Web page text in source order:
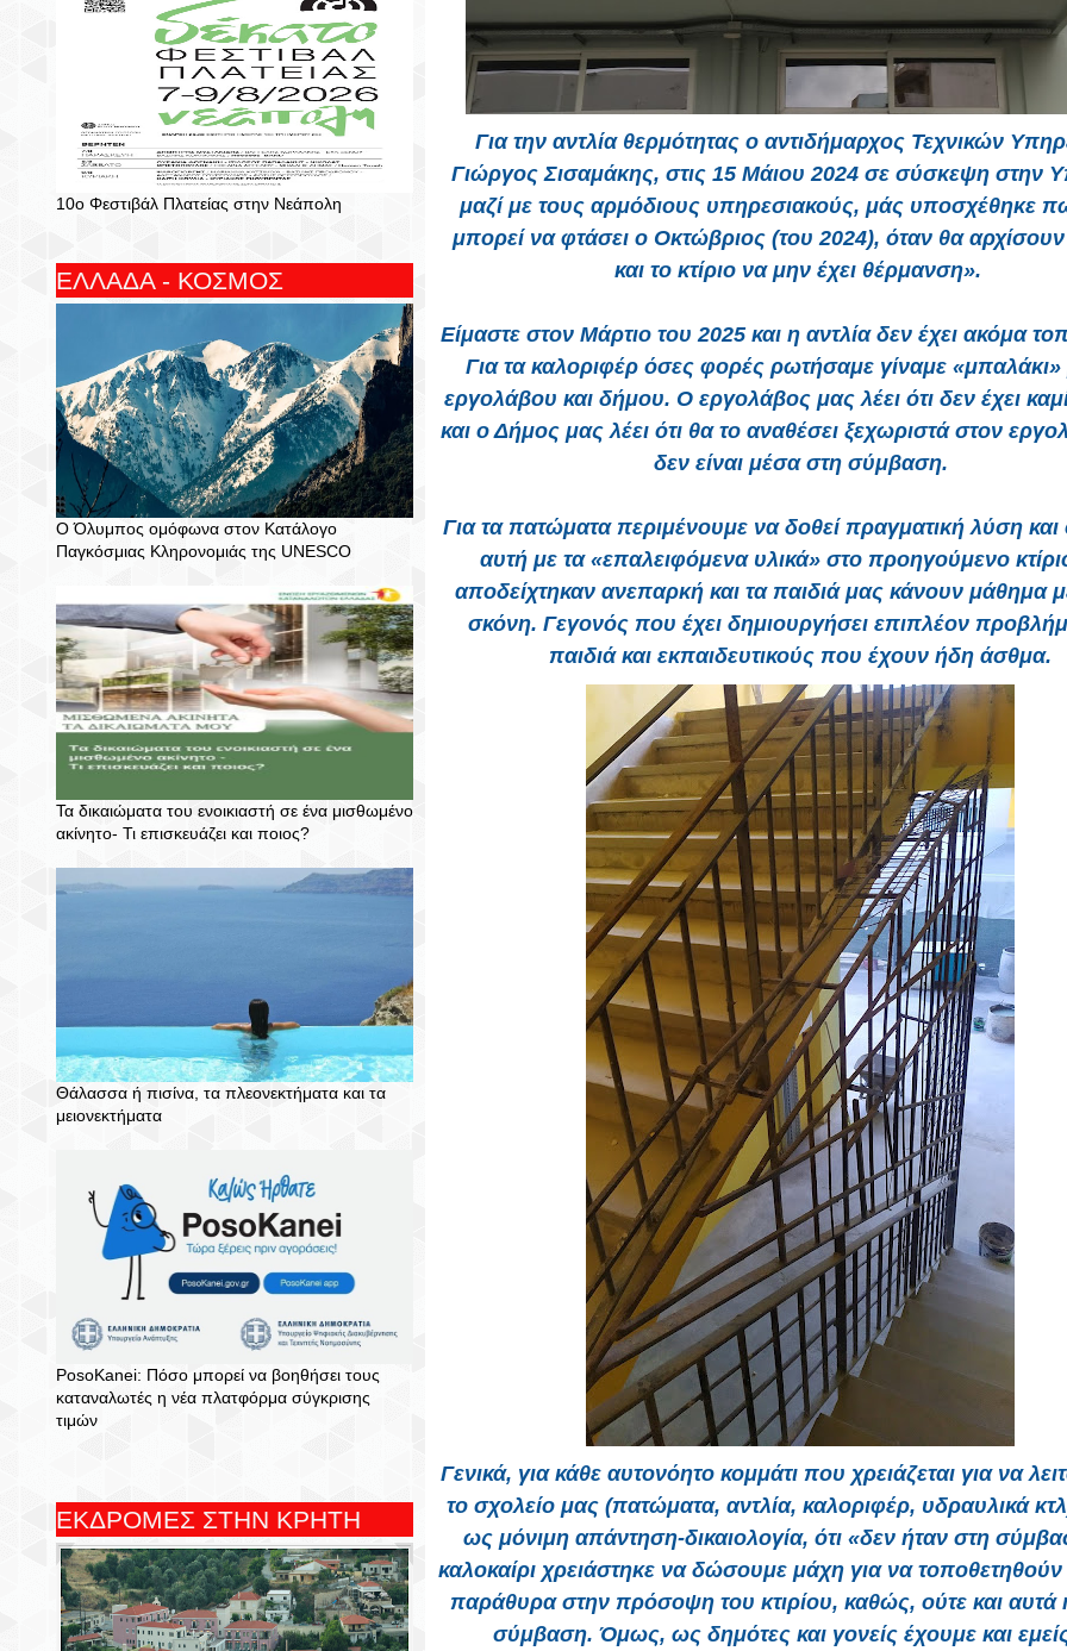
10ο Φεστιβάλ Πλατείας στην Νεάπολη
ΕΛΛΑΔΑ - ΚΟΣΜΟΣ
Ο Όλυμπος ομόφωνα στον Κατάλογο
Παγκόσμιας Κληρονομιάς της UNESCO
Τα δικαιώματα του ενοικιαστή σε ένα μισθωμένο
ακίνητο- Τι επισκευάζει και ποιος?
Θάλασσα ή πισίνα, τα πλεονεκτήματα και τα
μειονεκτήματα
PosoKanei: Πόσο μπορεί να βοηθήσει τους
καταναλωτές η νέα πλατφόρμα σύγκρισης
τιμών
ΕΚΔΡΟΜΕΣ ΣΤΗΝ ΚΡΗΤΗ
Για την αντλία θερμότητας ο αντιδήμαρχος Τεχνικών
Γιώργος Σισαμάκης, στις 15 Μάιου 2024 σε σύσκεψη στην
μαζί με τους αρμόδιους υπηρεσιακούς, μάς υποσχέθηκε
μπορεί να φτάσει ο Οκτώβριος (του 2024), όταν θα
και το κτίριο να μην έχει θέρμανση».
Είμαστε στον Μάρτιο του 2025 και η αντλία δεν έχει ακόμα
Για τα καλοριφέρ όσες φορές ρωτήσαμε γίναμε «μπαλάκι»
εργολάβου και δήμου. Ο εργολάβος μας λέει ότι δεν έχει
και ο Δήμος μας λέει ότι θα το αναθέσει ξεχωριστά στον
δεν είναι μέσα στη σύμβαση.
Για τα πατώματα περιμένουμε να δοθεί πραγματική λύση
αυτή με τα «επαλειφόμενα υλικά» στο προηγούμενο
αποδείχτηκαν ανεπαρκή και τα παιδιά μας κάνουν μάθημα
σκόνη. Γεγονός που έχει δημιουργήσει επιπλέον
παιδιά και εκπαιδευτικούς που έχουν ήδη άσθμα.
Γενικά, για κάθε αυτονόητο κομμάτι που χρειάζεται για να
το σχολείο μας (πατώματα, αντλία, καλοριφέρ, υδραυλικά
ως μόνιμη απάντηση-δικαιολογία, ότι «δεν ήταν στη
καλοκαίρι χρειάστηκε να δώσουμε μάχη για να
παράθυρα στην πρόσοψη του κτιρίου, καθώς, ούτε και αυτά
σύμβαση. Όμως, ως δημότες και γονείς έχουμε και